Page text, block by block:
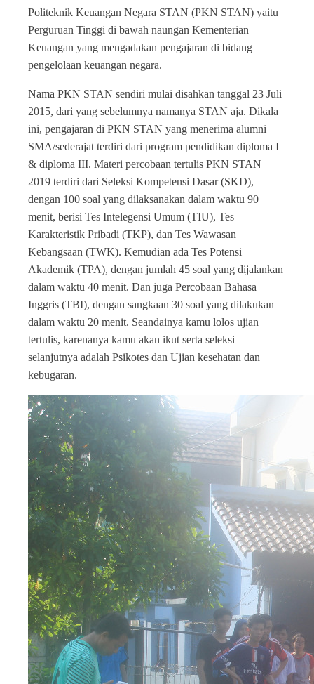
Politeknik Keuangan Negara STAN (PKN STAN) yaitu
Perguruan Tinggi di bawah naungan Kementerian
Keuangan yang mengadakan pengajaran di bidang
pengelolaan keuangan negara.
Nama PKN STAN sendiri mulai disahkan tanggal 23 Juli
2015, dari yang sebelumnya namanya STAN aja. Dikala
ini, pengajaran di PKN STAN yang menerima alumni
SMA/sederajat terdiri dari program pendidikan diploma I
& diploma III. Materi percobaan tertulis PKN STAN
2019 terdiri dari Seleksi Kompetensi Dasar (SKD),
dengan 100 soal yang dilaksanakan dalam waktu 90
menit, berisi Tes Intelegensi Umum (TIU), Tes
Karakteristik Pribadi (TKP), dan Tes Wawasan
Kebangsaan (TWK). Kemudian ada Tes Potensi
Akademik (TPA), dengan jumlah 45 soal yang dijalankan
dalam waktu 40 menit. Dan juga Percobaan Bahasa
Inggris (TBI), dengan sangkaan 30 soal yang dilakukan
dalam waktu 20 menit. Seandainya kamu lolos ujian
tertulis, karenanya kamu akan ikut serta seleksi
selanjutnya adalah Psikotes dan Ujian kesehatan dan
kebugaran.